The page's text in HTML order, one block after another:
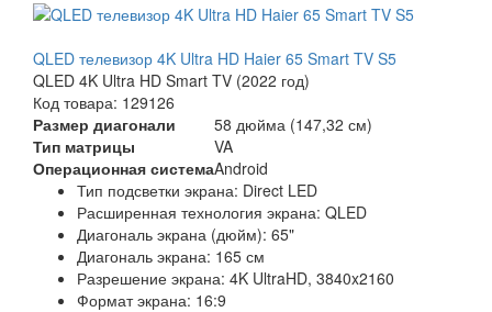
QLED телевизор 4K Ultra HD Haier 65 Smart TV S5
QLED 4K Ultra HD Smart TV (2022 год)
Код товара: 129126
Размер диагонали
58 дюйма (147,32 см)
Тип матрицы
VA
Операционная системаAndroid
Тип подсветки экрана: Direct LED
Расширенная технология экрана: QLED
Диагональ экрана (дюйм): 65"
Диагональ экрана: 165 см
Разрешение экрана: 4K UltraHD, 3840x2160
Формат экрана: 16:9